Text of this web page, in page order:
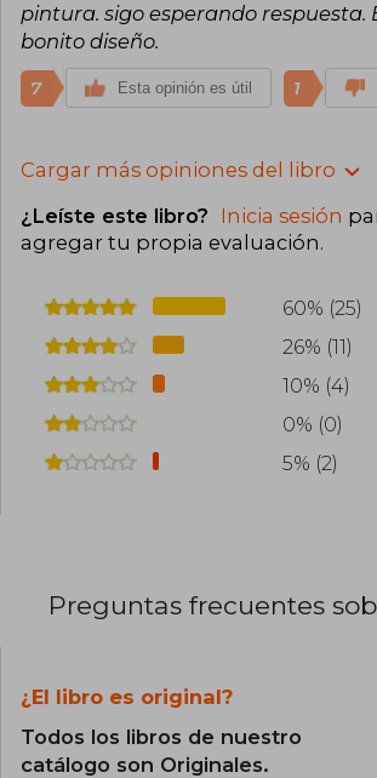
pintura. sigo esperando respuesta.
bonito diseño.
7 Esta opinión es útil 1
Cargar más opiniones del libro
¿Leíste este libro? Inicia sesión
agregar tu propia evaluación.
60% (25)
26% (11)
10% (4)
0% (0)
5% (2)
Preguntas frecuentes
¿El libro es original?
Todos los libros de nuestro
catálogo son Originales.